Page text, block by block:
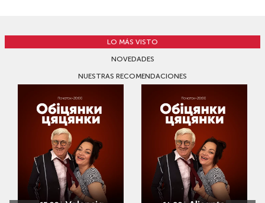
LO MÁS VISTO
NOVEDADES
NUESTRAS RECOMENDACIONES